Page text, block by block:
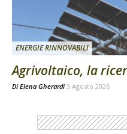
ENERGIE RINNOVABILI
Agrivoltaico, la
Di Elena Gherardi 5 Agosto 2026